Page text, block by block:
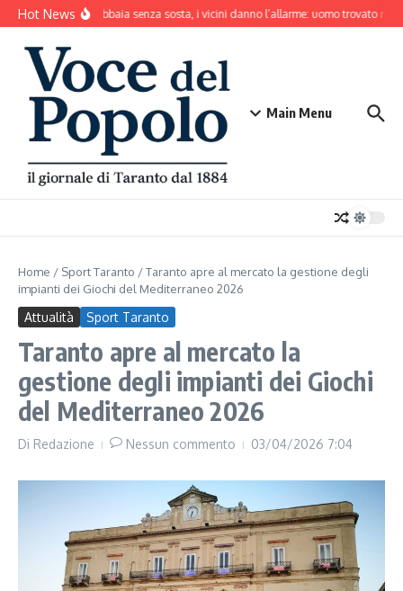
Salta al contenuto
Hot NewsIl cane abbaia senza sosta, i vicini danno l’allarme: uomo trovato
Main Menu
Home / Sport Taranto /Taranto apre al mercato la gestione degli
impianti dei Giochi del Mediterraneo 2026
Attualità Sport Taranto
Taranto apre al mercato la
gestione degli impianti dei Giochi
del Mediterraneo 2026
Di Redazione Nessun commento 03/04/2026 7:04